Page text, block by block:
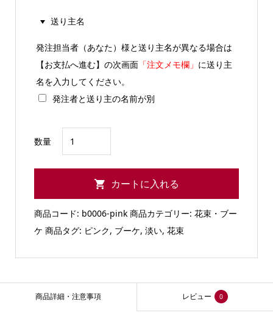
送り主名
発注担当者（あなた）様と送り主名が異なる場合は
【お支払へ進む】の次画面「注文メモ欄」 に送り主
名を入力してください。
発注者と送り主の名前が別
数量
ー
ケ
系】
個
カートに入れる
商品コード: b0006-pink 商品カテゴリー: 花束・ブー
ケ 商品タグ: ピンク, ブーケ, 淡い, 花束
商品詳細・注意事項 レビュー 0